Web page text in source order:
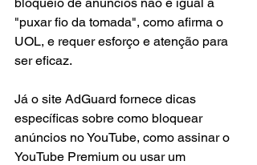
"puxar fio da tomada", como afirma o
UOL, e requer esforço e atenção para
ser eficaz.
Já o site AdGuard fornece dicas
específicas sobre como bloquear
anúncios no YouTube, como assinar o
YouTube Premium ou usar um